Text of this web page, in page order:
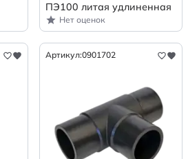
ПЭ100 литая удлиненная
Нет оценок
Артикул:0901702